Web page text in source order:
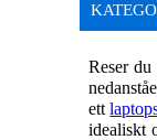
Reser
ett
idealiskt